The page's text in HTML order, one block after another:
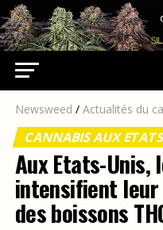
Newsweed / Actualités du
CANNABIS AUX
Aux Etats-Unis,
intensifient
des boissons